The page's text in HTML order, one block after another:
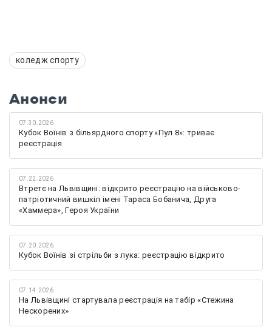
коледж спорту
Анонси
07.30.2026
Кубок Воїнів з більярдного спорту «Пул 8»: триває
реєстрація
07.22.2026
Втретє на Львівщині: відкрито реєстрацію на військово-
патріотичний вишкіл імені Тараса Бобанича, Друга
«Хаммера», Героя України
07.20.2026
Кубок Воїнів зі стрільби з лука: реєстрацію відкрито
07.14.2026
На Львівщині стартувала реєстрація на табір «Стежина
Нескорених»